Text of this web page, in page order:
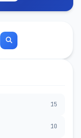
15
10